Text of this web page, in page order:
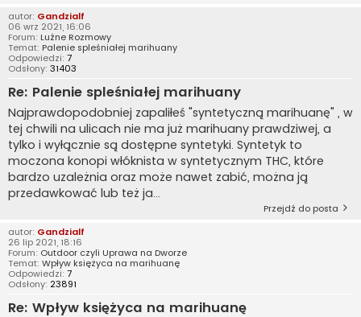
autor: Gandzialf
06 wrz 2021, 16:06
Forum: Luźne Rozmowy
Temat: Palenie spleśniałej marihuany
Odpowiedzi: 7
Odsłony: 31403
Re: Palenie spleśniałej marihuany
Najprawdopodobniej zapaliłeś "syntetyczną marihuanę" , w
tej chwili na ulicach nie ma już marihuany prawdziwej, a
tylko i wyłącznie są dostępne syntetyki. Syntetyk to
moczona konopi włóknista w syntetycznym THC, które
bardzo uzależnia oraz może nawet zabić, można ją
przedawkować lub też ja...
Przejdź do posta
autor: Gandzialf
26 lip 2021, 18:16
Forum: Outdoor czyli Uprawa na Dworze
Temat: Wpływ księżyca na marihuanę
Odpowiedzi: 7
Odsłony: 23891
Re: Wpływ księżyca na marihuanę